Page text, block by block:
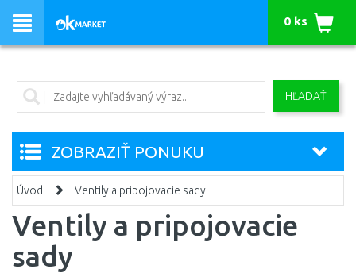
HĽADAŤ
0 ks
ZOBRAZIŤ PONUKU
Úvod Ventily a pripojovacie sady
Ventily a pripojovacie
sady